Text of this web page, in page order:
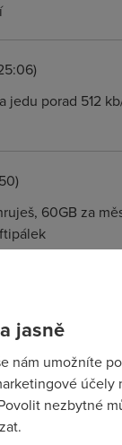
jedu porad 512
60GB za
teprve
2Mbit, ale u
jasně
nám umožníte
účely
nezbytné